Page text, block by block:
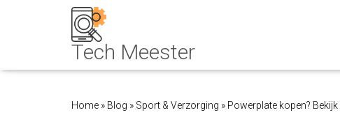
Home » Blog » Sport & Verzorging » Powerplate kopen?